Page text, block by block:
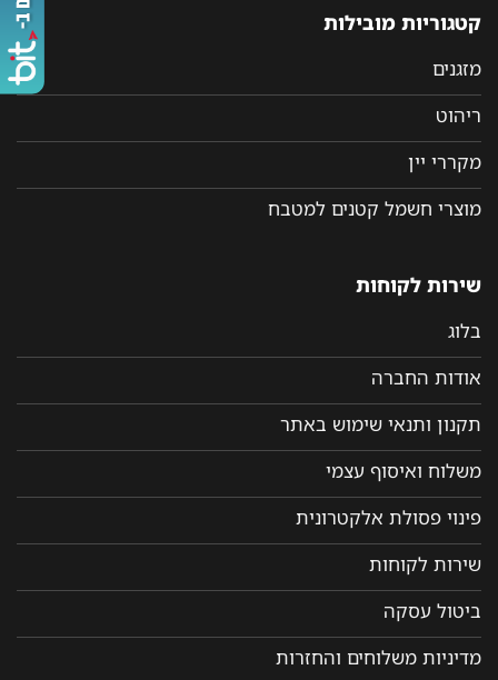
קטגוריות מובילות
מזגנים
ריהוט
מקררי יין
מוצרי חשמל קטנים למטבח
שירות לקוחות
בלוג
אודות החברה
תקנון ותנאי שימוש באתר
משלוח ואיסוף עצמי
פינוי פסולת אלקטרונית
שירות לקוחות
ביטול עסקה
מדיניות משלוחים והחזרות